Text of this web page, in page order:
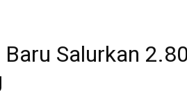
Baru Salurkan